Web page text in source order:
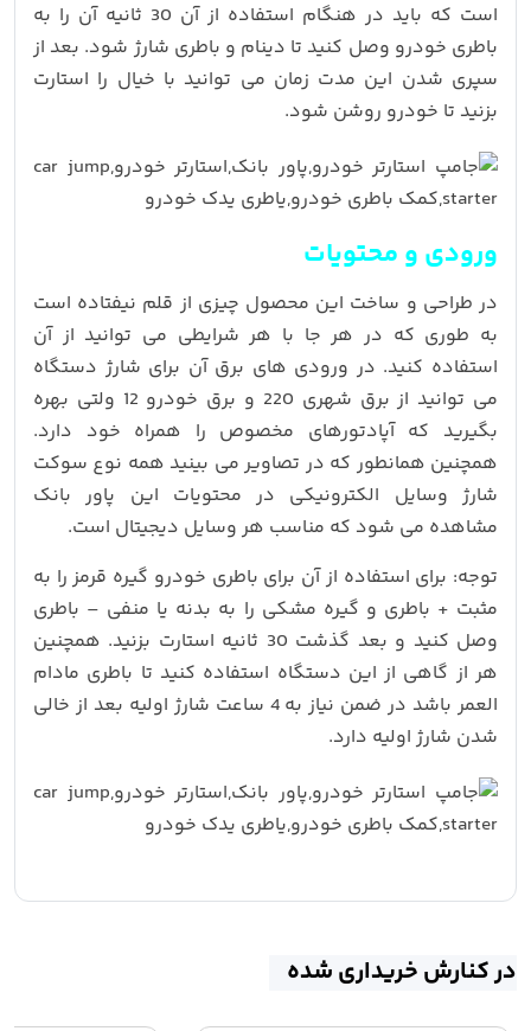
است که باید در هنگام استفاده از آن 30 ثانیه آن را به
باطری خودرو وصل کنید تا دینام و باطری شارژ شود. بعد از
سپری شدن این مدت زمان می توانید با خیال را استارت
بزنید تا خودرو روشن شود.
ورودی و محتویات
در طراحی و ساخت این محصول چیزی از قلم نیفتاده است
به طوری که در هر جا با هر شرایطی می توانید از آن
استفاده کنید. در ورودی های برق آن برای شارژ دستگاه
می توانید از برق شهری 220 و برق خودرو 12 ولتی بهره
بگیرید که آپادتورهای مخصوص را همراه خود دارد.
همچنین همانطور که در تصاویر می بینید همه نوع سوکت
شارژ وسایل الکترونیکی در محتویات این پاور بانک
مشاهده می شود که مناسب هر وسایل دیجیتال است.
توجه: برای استفاده از آن برای باطری خودرو گیره قرمز را به
مثبت + باطری و گیره مشکی را به بدنه یا منفی – باطری
وصل کنید و بعد گذشت 30 ثانیه استارت بزنید. همچنین
هر از گاهی از این دستگاه استفاده کنید تا باطری مادام
العمر باشد در ضمن نیاز به 4 ساعت شارژ اولیه بعد از خالی
شدن شارژ اولیه دارد.
در کنارش خریداری شده